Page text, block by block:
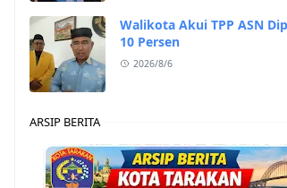
Walikota Akui TPP ASN
10 Persen
2026/8/6
ARSIP BERITA